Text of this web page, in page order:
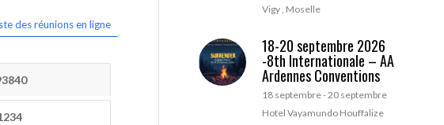
des réunions en ligne
Vigy , Moselle
18-20 septembre 2026
-8th Internationale – AA
Ardennes Conventions
18 septembre-20 septembre
Hotel Vayamundo Houffalize